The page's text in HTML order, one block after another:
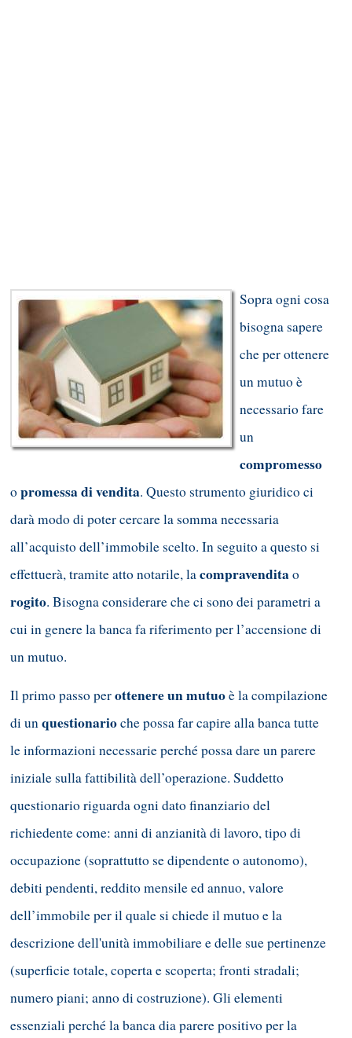
Sopra ogni cosa
bisogna sapere
che per ottenere
un mutuo è
necessario fare
un
compromesso
opromessa di vendita. Questo strumento giuridico ci
darà modo di poter cercare la somma necessaria
all’acquisto dell’immobile scelto. In seguito a questo si
effettuerà, tramite atto notarile, lacompravenditao
rogito. Bisogna considerare che ci sono dei parametri a
cui in genere la banca fa riferimento per l’accensione di
un mutuo.
Il primo passo perottenere un mutuoè la compilazione
di unquestionarioche possa far capire alla banca tutte
le informazioni necessarie perché possa dare un parere
iniziale sulla fattibilità dell’operazione. Suddetto
questionario riguarda ogni dato finanziario del
richiedente come: anni di anzianità di lavoro, tipo di
occupazione (soprattutto se dipendente o autonomo),
debiti pendenti, reddito mensile ed annuo, valore
dell’immobile per il quale si chiede il mutuo e la
descrizione dell'unità immobiliare e delle sue pertinenze
(superficie totale, coperta e scoperta; fronti stradali;
numero piani; anno di costruzione). Gli elementi
essenziali perché la banca dia parere positivo per la